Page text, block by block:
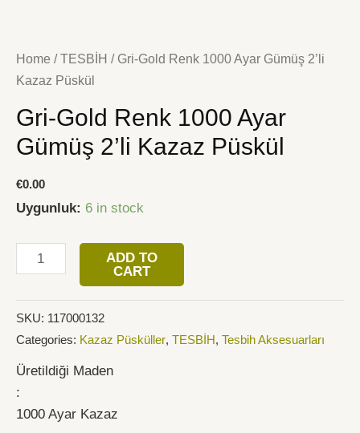
Home /TESBİH / Gri-Gold Renk 1000 Ayar Gümüş 2’li
Kazaz Püskül
Gri-Gold Renk 1000 Ayar
Gümüş 2’li Kazaz Püskül
€0.00
Uygunluk: 6 in stock
Gold
Renk
Ayar
Gümüş
Kazaz
Püskül
ADD TO
CART
SKU: 117000132
Categories: Kazaz Püsküller, TESBİH, Tesbih Aksesuarları
Üretildiği Maden
:
1000 Ayar Kazaz